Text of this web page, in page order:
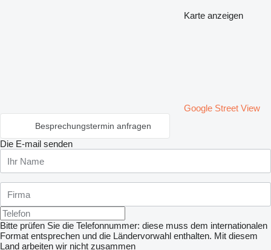
Karte anzeigen
Google Street View
Besprechungstermin anfragen
Die E-mail senden
Bitte prüfen Sie die Telefonnummer: diese muss dem internationalen
Format entsprechen und die Ländervorwahl enthalten. Mit diesem
Land arbeiten wir nicht zusammen